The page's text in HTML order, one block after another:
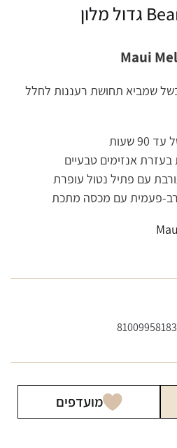
בשל שמביא תחושת רעננות לחלל
בעזרת אנזימים טבעיים
עם פתיל נטול עופרת
רב-פעמית עם מכסה מתכת
מועדפים